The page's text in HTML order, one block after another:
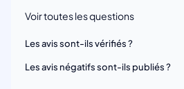
Voir toutes les questions
Les avis sont-ils vérifiés ?
Les avis négatifs sont-ils publiés ?